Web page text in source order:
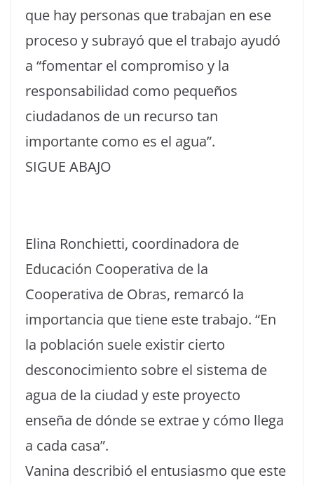
que hay personas que trabajan en ese
proceso y subrayó que el trabajo ayudó
a “fomentar el compromiso y la
responsabilidad como pequeños
ciudadanos de un recurso tan
importante como es el agua”.
SIGUE ABAJO
Elina Ronchietti, coordinadora de
Educación Cooperativa de la
Cooperativa de Obras, remarcó la
importancia que tiene este trabajo. “En
la población suele existir cierto
desconocimiento sobre el sistema de
agua de la ciudad y este proyecto
enseña de dónde se extrae y cómo llega
a cada casa”.
Vanina describió el entusiasmo que este